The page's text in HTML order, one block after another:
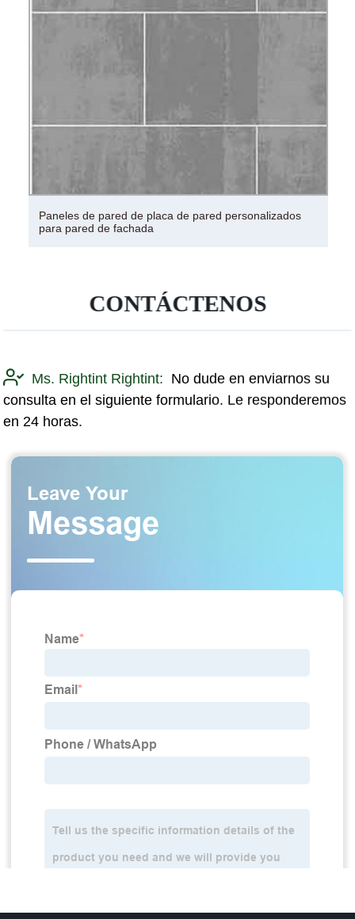
Paneles de pared de placa de pared personalizados
para pared de fachada
CONTÁCTENOS
Ms. Rightint Rightint: No dude en enviarnos su
consulta en el siguiente formulario. Le responderemos
en 24 horas.